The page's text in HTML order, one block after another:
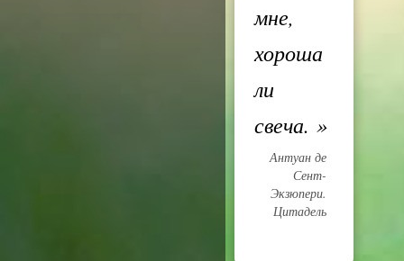
мне,
хороша
ли
свеча. »
Антуан де
Сент-
Экзюпери.
Цитадель